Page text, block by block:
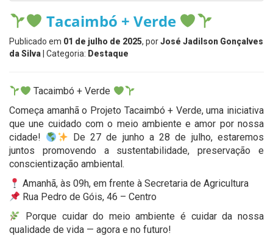
Tacaimbó + Verde
Publicado em 01 de julho de 2025, porJosé Jadilson Gonçalves
da Silva | Categoria: Destaque
Tacaimbó + Verde
Começa amanhã o Projeto Tacaimbó + Verde, uma iniciativa
que une cuidado com o meio ambiente e amor por nossa
cidade!
De 27 de junho a 28 de julho, estaremos
juntos promovendo a sustentabilidade, preservação e
conscientização ambiental.
Amanhã, às 09h, em frente à Secretaria de Agricultura
Rua Pedro de Góis, 46 – Centro
Porque cuidar do meio ambiente é cuidar da nossa
qualidade de vida — agora e no futuro!